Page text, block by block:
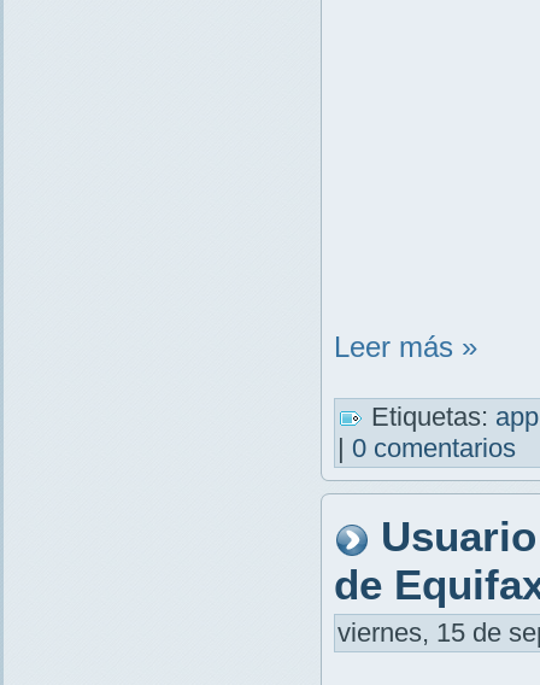
Leer más »
Etiquetas:
0 comentarios
de
viernes, 15 de